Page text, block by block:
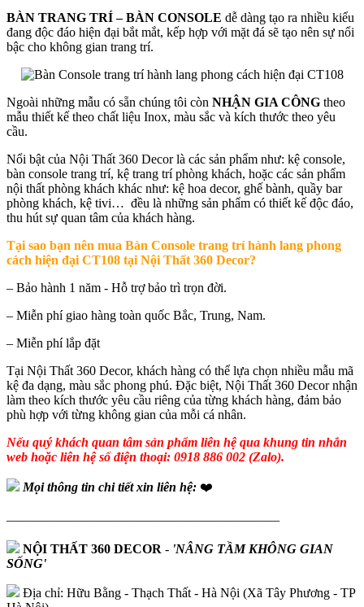
BÀN TRANG TRÍ – BÀN CONSOLE dễ dàng tạo ra nhiều kiểu
đang độc đáo hiện đại bắt mắt, kếp hợp với mặt đá sẽ tạo nên sự nổi
bậc cho không gian trang trí.
Ngoài những mẫu có sẵn chúng tôi còn NHẬN GIA CÔNG theo
mẫu thiết kế theo chất liệu Inox, màu sắc và kích thước theo yêu
cầu.
Nổi bật của Nội Thất 360 Decor là các sản phẩm như: kệ console,
bàn console trang trí, kệ trang trí phòng khách, hoặc các sản phẩm
nội thất phòng khách khác như: kệ hoa decor, ghế bành, quầy bar
phòng khách, kệ tivi… đều là những sản phẩm có thiết kế độc đáo,
thu hút sự quan tâm của khách hàng.
Tại sao bạn nên mua Bàn Console trang trí hành lang phong
cách hiện đại CT108 tại Nội Thất 360 Decor?
– Bảo hành 1 năm - Hỗ trợ bảo trì trọn đời.
– Miễn phí giao hàng toàn quốc Bắc, Trung, Nam.
– Miễn phí lắp đặt
Tại Nội Thất 360 Decor, khách hàng có thể lựa chọn nhiều mẫu mã
kệ đa dạng, màu sắc phong phú. Đặc biệt, Nội Thất 360 Decor nhận
làm theo kích thước yêu cầu riêng của từng khách hàng, đảm bảo
phù hợp với từng không gian của mỗi cá nhân.
Nếu quý khách quan tâm sản phẩm liên hệ qua khung tin nhắn
web hoặc liên hệ số điện thoại: 0918 886 002 (Zalo).
Mọi thông tin chi tiết xin liên hệ: ❤️
—————————————————————
NỘI THẤT 360 DECOR - 'NÂNG TẦM KHÔNG GIAN
SỐNG'
Địa chỉ: Hữu Bằng - Thạch Thất - Hà Nội (Xã Tây Phương - TP